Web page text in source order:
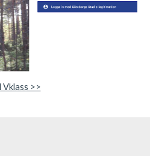
Vklass >>